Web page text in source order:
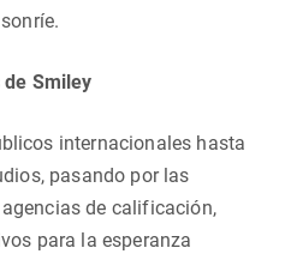
Smiley
internacionales hasta
pasando por las
de calificación,
para la esperanza